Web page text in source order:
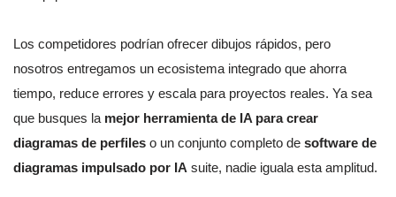
Los competidores podrían ofrecer dibujos rápidos, pero
nosotros entregamos un ecosistema integrado que ahorra
tiempo, reduce errores y escala para proyectos reales. Ya sea
que busques la mejor herramienta de IA para crear
diagramas de perfiles o un conjunto completo de software de
diagramas impulsado por IA suite, nadie iguala esta amplitud.